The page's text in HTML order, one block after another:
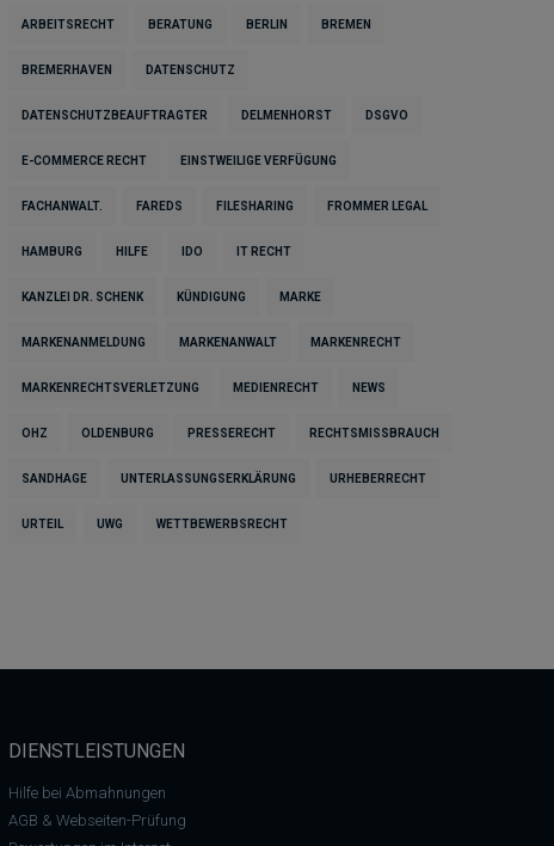
ARBEITSRECHT BERATUNG BERLIN BREMEN
BREMERHAVEN DATENSCHUTZ
DATENSCHUTZBEAUFTRAGTER DELMENHORST DSGVO
E-COMMERCE RECHT EINSTWEILIGE VERFÜGUNG
FACHANWALT. FAREDS FILESHARING FROMMER LEGAL
HAMBURG HILFE IDO IT RECHT
KANZLEI DR. SCHENK KÜNDIGUNG MARKE
MARKENANMELDUNG MARKENANWALT MARKENRECHT
MARKENRECHTSVERLETZUNG MEDIENRECHT NEWS
OHZ OLDENBURG PRESSERECHT RECHTSMISSBRAUCH
SANDHAGE UNTERLASSUNGSERKLÄRUNG URHEBERRECHT
URTEIL UWG WETTBEWERBSRECHT
DIENSTLEISTUNGEN
Hilfe bei Abmahnungen
AGB & Webseiten-Prüfung